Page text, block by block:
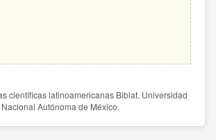
científicas latinoamericanas Biblat. Universidad
Nacional Autónoma de México.